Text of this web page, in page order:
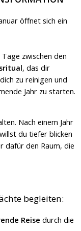
öffnet sich ein
zwischen den
, das dir
zu reinigen und
Jahr zu starten.
Nach einem Jahr
du tiefer blicken
dafür den Raum, die
begleiten:
Reise durch die